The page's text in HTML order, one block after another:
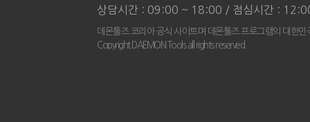
상담시간 : 09:00 ~ 18:00 / 점심시간 :
데몬툴즈 코리아 공식 사이트며 데몬툴즈 프로그램의 대한
Copyright DAEMON Tools all rights reserved.